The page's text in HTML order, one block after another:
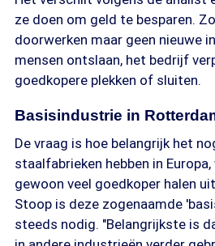
ze doen om geld te besparen.
doorwerken maar geen nieuwe
mensen ontslaan, het bedrijf
goedkopere plekken of sluiten.
Basisindustrie in
De vraag is hoe belangrijk het
staalfabrieken hebben in
gewoon veel goedkoper halen
Stoop is deze zogenaamde
steeds nodig. "Belangrijkste is